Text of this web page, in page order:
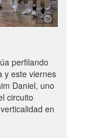
perfilando
y este viernes
Daniel, uno
circuito
en